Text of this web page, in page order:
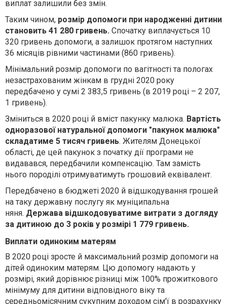
виплат залишили без змін.
Таким чином, розмір допомоги при народженні дитини
становить 41 280 гривень. Спочатку виплачується 10
320 гривень допомоги, а залишок протягом наступних
36 місяців рівними частинами (860 гривень).
Мінімальний розмір допомоги по вагітності та пологах
незастрахованим жінкам в грудні 2020 року
передбачено у сумі 2 383,5 гривень (в 2019 році – 2 207,
1 гривень).
Зміниться в 2020 році й вміст пакунку малюка. Вартість
одноразової натуральної допомоги "пакунок малюка"
складатиме 5 тисяч гривень. Жителям Донецької
області, де цей пакунок з початку дії програми не
видавався, передбачили компенсацію. Там замість
нього породілі отримуватимуть грошовий еквівалент.
Передбачено в бюджеті 2020 й відшкодування грошей
на таку державну послугу як муніципальна
няня. Держава відшкодовуватиме витрати з догляду
за дитиною до 3 років у розмірі 1 779 гривень.
Виплати одиноким матерям
В 2020 році зросте й максимальний розмір допомоги на
дітей одиноким матерям. Цю допомогу надають у
розмірі, який дорівнює різниці між 100% прожиткового
мінімуму для дитини відповідного віку та
середньомісячним сукупним доходом сім'ї в розрахунку